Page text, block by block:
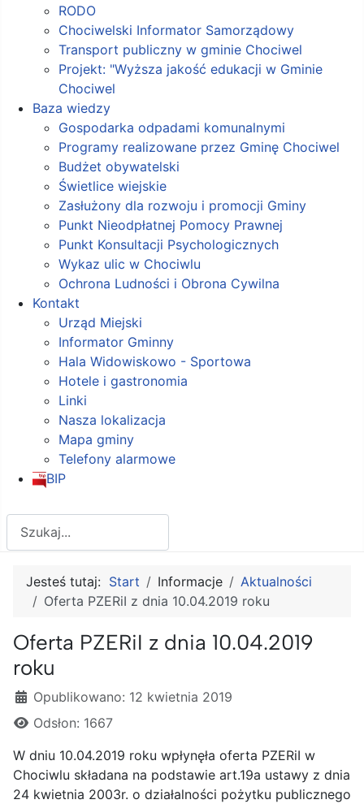
RODO
Chociwelski Informator Samorządowy
Transport publiczny w gminie Chociwel
Projekt: "Wyższa jakość edukacji w Gminie
Chociwel
Baza wiedzy
Gospodarka odpadami komunalnymi
Programy realizowane przez Gminę Chociwel
Budżet obywatelski
Świetlice wiejskie
Zasłużony dla rozwoju i promocji Gminy
Punkt Nieodpłatnej Pomocy Prawnej
Punkt Konsultacji Psychologicznych
Wykaz ulic w Chociwlu
Ochrona Ludności i Obrona Cywilna
Kontakt
Urząd Miejski
Informator Gminny
Hala Widowiskowo - Sportowa
Hotele i gastronomia
Linki
Nasza lokalizacja
Mapa gminy
Telefony alarmowe
BIP
Jesteś tutaj: Start Informacje
Aktualności
Oferta PZERiI z dnia 10.04.2019 roku
Oferta PZERiI z dnia 10.04.2019
roku
Szczegóły
Opublikowano: 12 kwietnia 2019
Odsłon: 1667
W dniu 10.04.2019 roku wpłynęła oferta PZERiI w
Chociwlu składana na podstawie art.19a ustawy z dnia
24 kwietnia 2003r. o działalności pożytku publicznego